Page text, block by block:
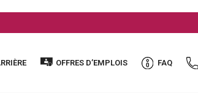
OFFRES D’EMPLOIS FAQ